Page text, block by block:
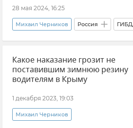
28 мая 2024, 16:25
Михаил Черников Россия
Закон и право Новости ГАИ
Какое наказание грозит не
поставившим зимнюю резину
водителям в Крыму
1 декабря 2023, 19:03
Михаил Черников